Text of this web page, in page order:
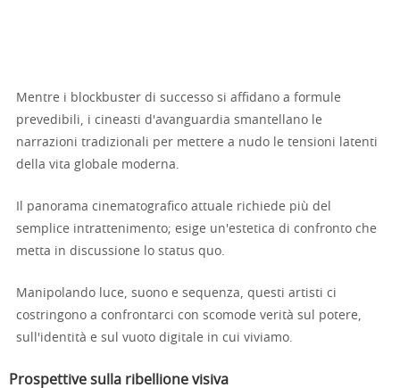
Mentre i blockbuster di successo si affidano a formule
prevedibili, i cineasti d'avanguardia smantellano le
narrazioni tradizionali per mettere a nudo le tensioni latenti
della vita globale moderna.
Il panorama cinematografico attuale richiede più del
semplice intrattenimento; esige un'estetica di confronto che
metta in discussione lo status quo.
Manipolando luce, suono e sequenza, questi artisti ci
costringono a confrontarci con scomode verità sul potere,
sull'identità e sul vuoto digitale in cui viviamo.
Prospettive sulla ribellione visiva